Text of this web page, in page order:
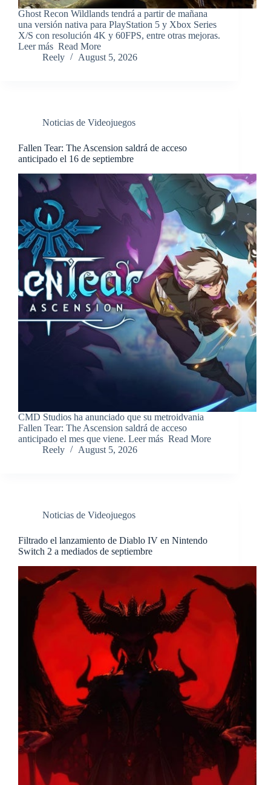
​Ghost Recon Wildlands tendrá a partir de mañana
una versión nativa para PlayStation 5 y Xbox Series
X/S con resolución 4K y 60FPS, entre otras mejoras.
Leer más ​Read More
Reely
August 5, 2026
Noticias de Videojuegos
Fallen Tear: The Ascension saldrá de acceso
anticipado el 16 de septiembre
​CMD Studios ha anunciado que su metroidvania
Fallen Tear: The Ascension saldrá de acceso
anticipado el mes que viene. Leer más ​Read More
Reely
August 5, 2026
Noticias de Videojuegos
Filtrado el lanzamiento de Diablo IV en Nintendo
Switch 2 a mediados de septiembre